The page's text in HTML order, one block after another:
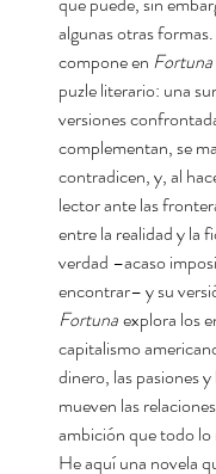
algunas otras
compone en Fortuna
puzle literario: una
versiones
complementan, se
contradicen, y, al
lector ante las
entre la realidad y la
verdad –acaso
encontrar– y su
Fortunaexplora los
capitalismo
dinero, las pasiones
mueven las
ambición que todo lo
He aquí una novela